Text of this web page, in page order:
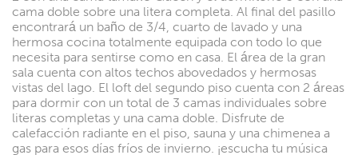
cama doble sobre una litera completa. Al final del pasillo
encontrará un baño de 3/4, cuarto de lavado y una
hermosa cocina totalmente equipada con todo lo que
necesita para sentirse como en casa. El área de la gran
sala cuenta con altos techos abovedados y hermosas
vistas del lago. El loft del segundo piso cuenta con 2 áreas
para dormir con un total de 3 camas individuales sobre
literas completas y una cama doble. Disfrute de
calefacción radiante en el piso, sauna y una chimenea a
gas para esos días fríos de invierno. ¡escucha tu música